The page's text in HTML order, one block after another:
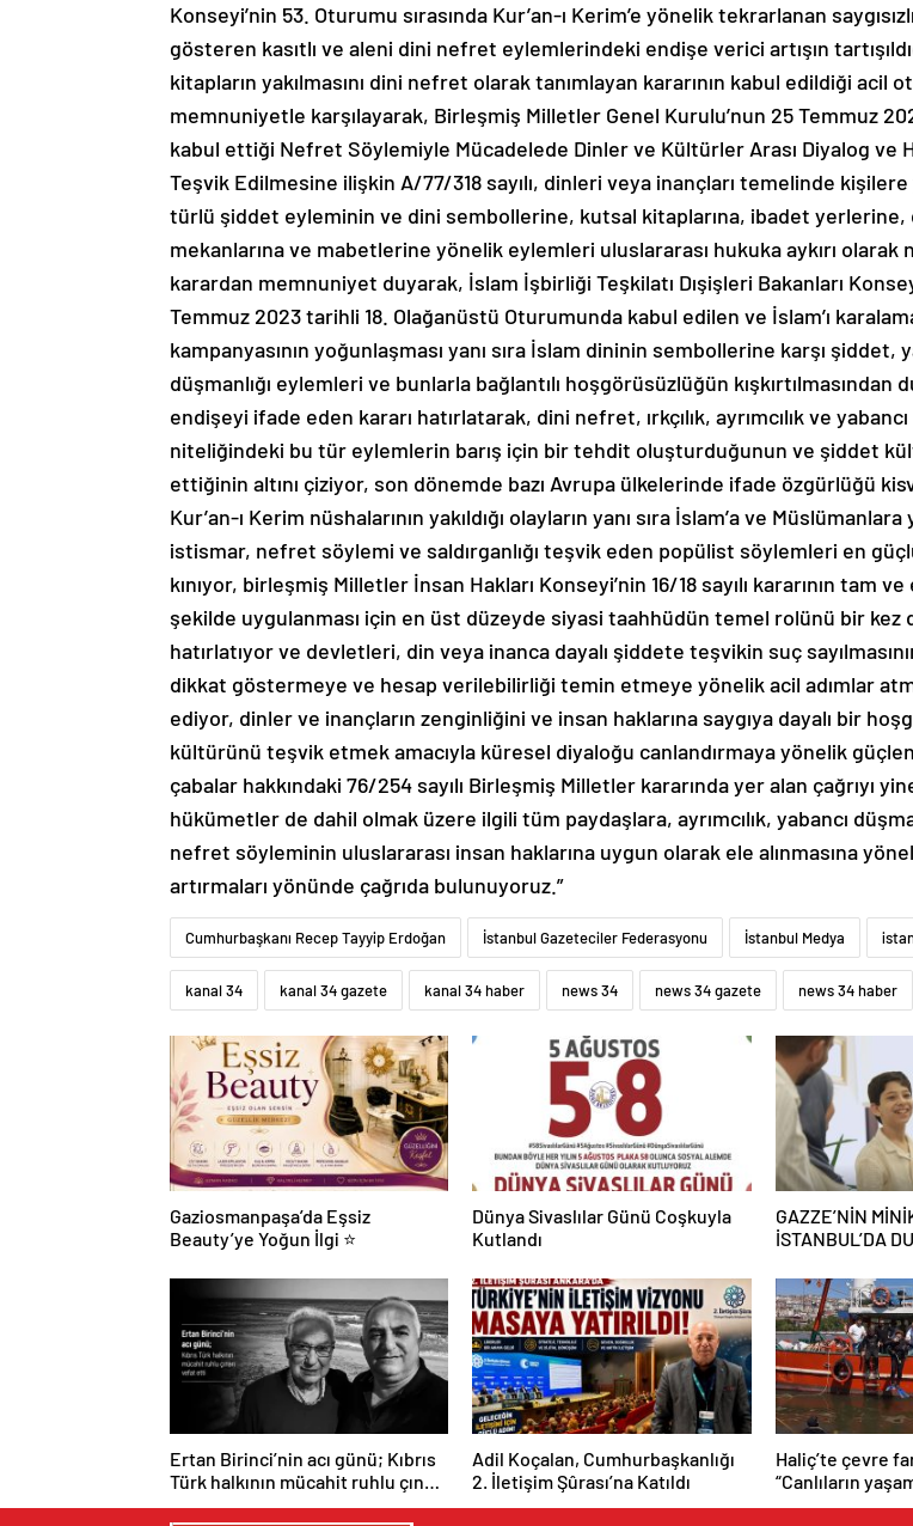
Konseyi’nin 53. Oturumu sırasında Kur’an-ı Kerim’e yönelik tekrarlanan
gösteren kasıtlı ve aleni dini nefret eylemlerindeki endişe verici artışın
kitapların yakılmasını dini nefret olarak tanımlayan kararının kabul edildiği acil
memnuniyetle karşılayarak, Birleşmiş Milletler Genel Kurulu’nun 25 Temmuz
kabul ettiği Nefret Söylemiyle Mücadelede Dinler ve Kültürler Arası Diyalog ve
Teşvik Edilmesine ilişkin A/77/318 sayılı, dinleri veya inançları temelinde
türlü şiddet eyleminin ve dini sembollerine, kutsal kitaplarına, ibadet yerlerine,
mekanlarına ve mabetlerine yönelik eylemleri uluslararası hukuka aykırı olarak
karardan memnuniyet duyarak, İslam İşbirliği Teşkilatı Dışişleri Bakanları
Temmuz 2023 tarihli 18. Olağanüstü Oturumunda kabul edilen ve İslam’ı
kampanyasının yoğunlaşması yanı sıra İslam dininin sembollerine karşı şiddet,
düşmanlığı eylemleri ve bunlarla bağlantılı hoşgörüsüzlüğün kışkırtılmasından
endişeyi ifade eden kararı hatırlatarak, dini nefret, ırkçılık, ayrımcılık ve yabancı
niteliğindeki bu tür eylemlerin barış için bir tehdit oluşturduğunun ve şiddet
ettiğinin altını çiziyor, son dönemde bazı Avrupa ülkelerinde ifade özgürlüğü
Kur’an-ı Kerim nüshalarının yakıldığı olayların yanı sıra İslam’a ve
istismar, nefret söylemi ve saldırganlığı teşvik eden popülist söylemleri en
kınıyor, birleşmiş Milletler İnsan Hakları Konseyi’nin 16/18 sayılı kararının tam
şekilde uygulanması için en üst düzeyde siyasi taahhüdün temel rolünü bir kez
hatırlatıyor ve devletleri, din veya inanca dayalı şiddete teşvikin suç
dikkat göstermeye ve hesap verilebilirliği temin etmeye yönelik acil adımlar
ediyor, dinler ve inançların zenginliğini ve insan haklarına saygıya dayalı bir
kültürünü teşvik etmek amacıyla küresel diyaloğu canlandırmaya yönelik
çabalar hakkındaki 76/254 sayılı Birleşmiş Milletler kararında yer alan çağrıyı
hükümetler de dahil olmak üzere ilgili tüm paydaşlara, ayrımcılık, yabancı
nefret söyleminin uluslararası insan haklarına uygun olarak ele alınmasına
artırmaları yönünde çağrıda bulunuyoruz.”
Cumhurbaşkanı Recep Tayyip Erdoğan İstanbul Gazeteciler Federasyonu İstanbul Medya
kanal 34 kanal 34 gazete kanal 34 haber news 34 news 34 gazete news 34 haber
Gaziosmanpaşa’da Eşsiz
Beauty’ye Yoğun İlgi ⭐
Dünya Sivaslılar Günü Coşkuyla
Kutlandı
GAZZE’NİN
İSTANBUL’DA
Ertan Birinci’nin acı günü; Kıbrıs
Türk halkının mücahit ruhlu çınarı
vefat etti
Adil Koçalan, Cumhurbaşkanlığı
2. İletişim Şûrası’na Katıldı
Haliç’te çevre
“Canlıların
mümkün değil”